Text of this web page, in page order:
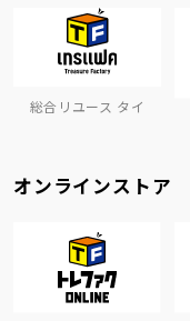
総合リユース タイ
オンラインストア